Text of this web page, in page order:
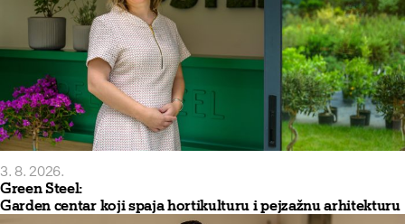
3. 8. 2026.
Green Steel:
Garden centar koji spaja hortikulturu i pejzažnu arhitekturu